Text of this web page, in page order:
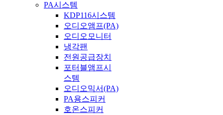
PA시스템
KDP116시스템
오디오앰프(PA)
오디오모니터
냉각팬
전원공급장치
포터블앰프시
스템
오디오믹서(PA)
PA용스피커
호온스피커